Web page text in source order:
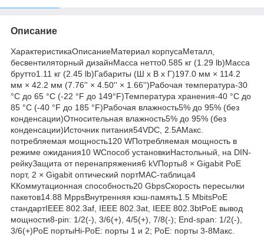
Описание
ХарактеристикаОписаниеМатериал корпусаМеталл,
бесвентиляторный дизайнМасса нетто0.585 кг (1.29 lb)Масса
брутто1.11 кг (2.45 lb)Габариты (Ш x В x Г)197.0 мм × 114.2
мм × 42.2 мм (7.76'' × 4.50'' × 1.66'')Рабочая температура-30
°C до 65 °C (-22 °F до 149°F)Температура хранения-40 °C до
85 °C (-40 °F до 185 °F)Рабочая влажность5% до 95% (без
конденсации)Относительная влажность5% до 95% (без
конденсации)Источник питания54VDC, 2.5AМакс.
потребляемая мощность120 WПотребляемая мощность в
режиме ожидания10 WСпособ установкиНастольный, на DIN-
рейкуЗащита от перенапряжения6 kVПорты8 × Gigabit PoE
порт, 2 × Gigabit оптический портMAC-таблица4
KКоммутационная способность20 GbpsСкорость пересылки
пакетов14.88 MppsВнутренняя кэш-память1.5 MbitsPoE
стандартIEEE 802.3af, IEEE 802.3at, IEEE 802.3btPoE вывод
мощности8-pin: 1/2(-), 3/6(+), 4/5(+), 7/8(-); End-span: 1/2(-),
3/6(+)PoE портыHi-PoE: порты 1 и 2; PoE: порты 3-8Макс.